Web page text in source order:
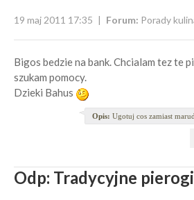
19 maj 2011 17:35 Forum: Porady
Bigos bedzie na bank. Chcialam tez te
szukam pomocy.
Dzieki Bahus
Opis: Ugotuj cos zamiast
Odp: Tradycyjne